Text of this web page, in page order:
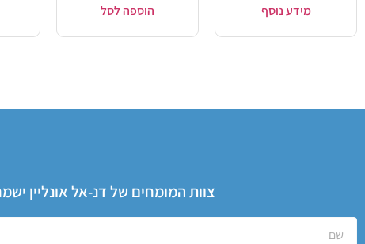
מידע נוסף הוספה לסל
צוות המומחים של דנ-אל אונליין